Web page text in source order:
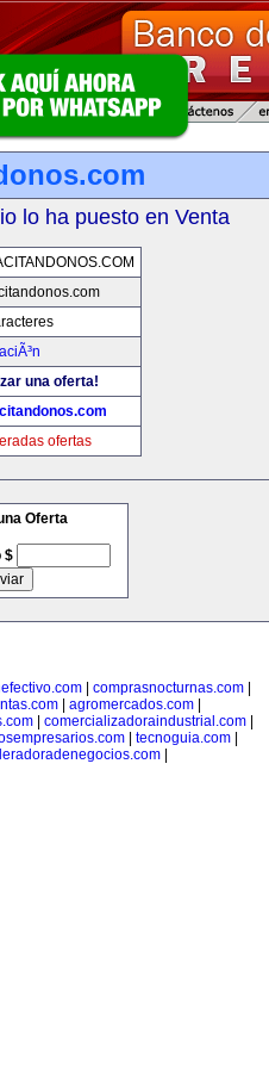
lo ha puesto en Venta
una oferta!
ofertas
Oferta
$
comprasnocturnas.com
agromercados.com
| comercializadoraindustrial.com|
tecnoguia.com